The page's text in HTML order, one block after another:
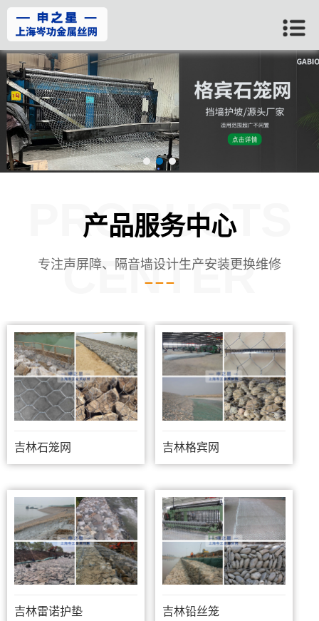
产品服务中心
PRODUCTS
CENTER
专注声屏障、隔音墙设计生产安装更换维修
吉林石笼网 吉林格宾网
吉林雷诺护垫 吉林铅丝笼